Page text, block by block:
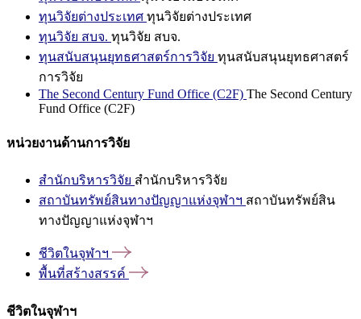
ทุนวิจัยต่างประเทศ ทุนวิจัยต่างประเทศ
ทุนวิจัย สบจ. ทุนวิจัย สบจ.
ทุนสนับสนุนยุทธศาสตร์การวิจัย ทุนสนับสนุนยุทธศาสตร์
การวิจัย
The Second Century Fund Office (C2F) The Second Century
Fund Office (C2F)
หน่วยงานด้านการวิจัย
สำนักบริหารวิจัย สำนักบริหารวิจัย
สถาบันทรัพย์สินทางปัญญาแห่งจุฬาฯ สถาบันทรัพย์สิน
ทางปัญญาแห่งจุฬาฯ
ชีวิตในจุฬาฯ
พื้นที่สร้างสรรค์
ชีวิตในจุฬาฯ